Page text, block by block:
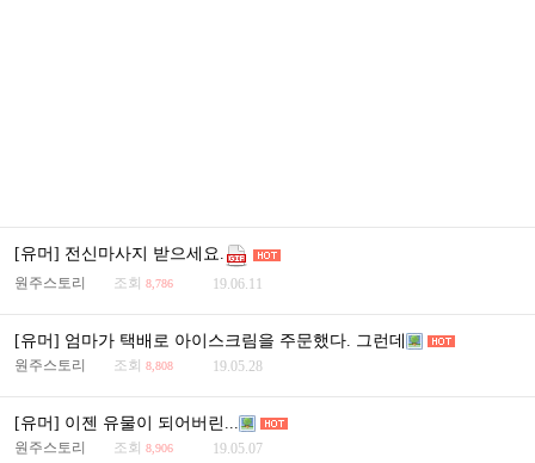
[유머] 전신마사지 받으세요.
원주스토리 조회 8,786 19.06.11
[유머] 엄마가 택배로 아이스크림을 주문했다. 그런데
원주스토리 조회 8,808 19.05.28
[유머] 이젠 유물이 되어버린...
원주스토리 조회 8,906 19.05.07